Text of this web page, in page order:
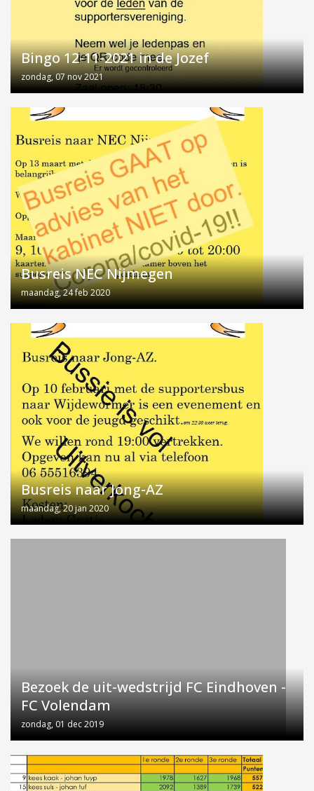
Bingo 12-11-2021 in de Jozef
zondag, 07 nov 2021
Busreis NEC Nijmegen
maandag, 24 feb 2020
Busreis naar Jong-AZ
maandag, 20 jan 2020
Bezoek de uit-wedstrijd FC Eindhoven -
FC Volendam
zondag, 01 dec 2019